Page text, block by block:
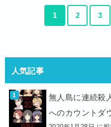
1 2 3
人気記事
無人島に連続殺
へのカウントダ